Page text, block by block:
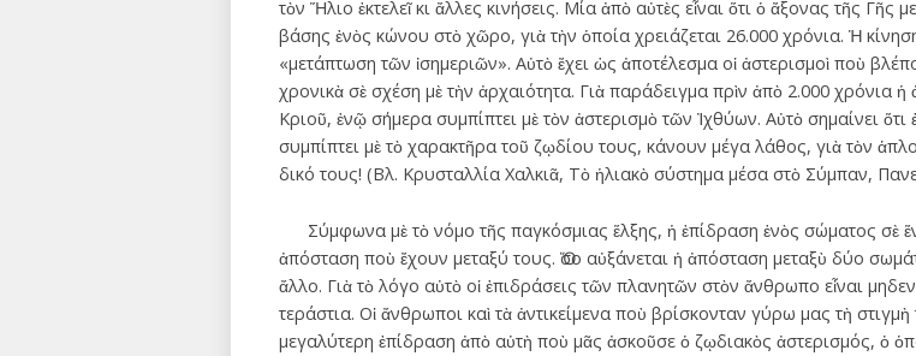
τὸν Ἥλιο ἐκτελεῖ κι ἄλλες κινήσεις. Μία ἀπὸ αὐτὲς εἶναι ὅτι ὁ ἄξονας τῆς Γῆς
βάσης ἑνὸς κώνου στὸ χῶρο, γιὰ τὴν ὁποία χρειάζεται 26.000 χρόνια. Ἡ
«μετάπτωση τῶν ἰσημεριῶν». Αὐτὸ ἔχει ὡς ἀποτέλεσμα οἱ ἀστερισμοὶ ποὺ
χρονικὰ σὲ σχέση μὲ τὴν ἀρχαιότητα. Γιὰ παράδειγμα πρὶν ἀπὸ 2.000 χρόνια ἡ
Κριοῦ, ἐνῷ σήμερα συμπίπτει μὲ τὸν ἀστερισμὸ τῶν Ἰχθύων. Αὐτὸ σημαίνει
συμπίπτει μὲ τὸ χαρακτῆρα τοῦ ζῳδίου τους, κάνουν μέγα λάθος, γιὰ τὸν
δικό τους! (Βλ. Κρυσταλλία Χαλκιᾶ, Τὸ ἡλιακὸ σύστημα μέσα στὸ Σύμπαν,
Σύμφωνα μὲ τὸ νόμο τῆς παγκόσμιας ἕλξης, ἡ ἐπίδραση ἑνὸς σώματος σὲ
ἀπόσταση ποὺ ἔχουν μεταξύ τους. Ὅσο αὐξάνεται ἡ ἀπόσταση μεταξὺ δύο
ἄλλο. Γιὰ τὸ λόγο αὐτὸ οἱ ἐπιδράσεις τῶν πλανητῶν στὸν ἄνθρωπο εἶναι
τεράστια. Οἱ ἄνθρωποι καὶ τὰ ἀντικείμενα ποὺ βρίσκονταν γύρω μας τὴ
μεγαλύτερη ἐπίδραση ἀπὸ αὐτὴ ποὺ μᾶς ἀσκοῦσε ὁ ζῳδιακὸς ἀστερισμός, ὁ